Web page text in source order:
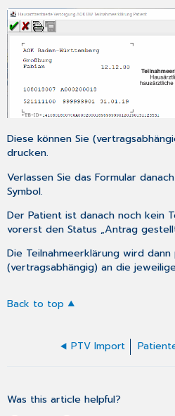
Diese können Sie
drucken.
Verlassen Sie das Formular
Symbol.
Der Patient ist danach noch kein
vorerst den Status „Antrag
Die Teilnahmeerklärung wird
(vertragsabhängig) an die
Back to top
PTV Import
Was this article helpful?